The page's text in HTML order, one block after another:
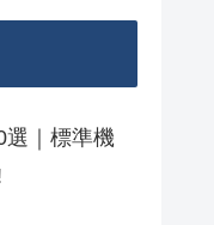
選｜標準機